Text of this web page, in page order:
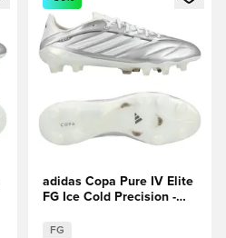
adidas Copa Pure IV Elite
FG Ice Cold Precision -
Μεταλλικό/Νυχτερινό
FG